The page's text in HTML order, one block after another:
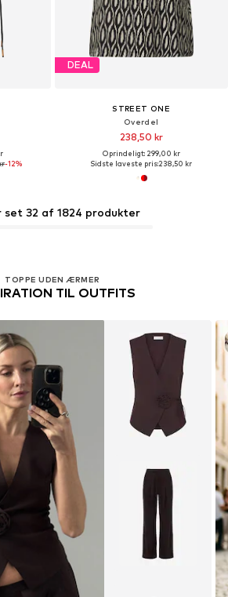
-12%
DEAL
STREET ONE
Overdel
238,50 kr
Oprindeligt: 299,00 kr
Sidste laveste pris:238,50 kr
set 32 af 1824 produkter
TOPPE UDEN ÆRMER
TIL OUTFITS